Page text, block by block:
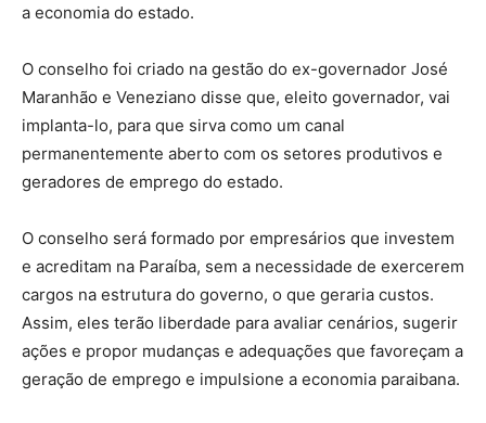
a economia do estado.
O conselho foi criado na gestão do ex-governador José
Maranhão e Veneziano disse que, eleito governador, vai
implanta-lo, para que sirva como um canal
permanentemente aberto com os setores produtivos e
geradores de emprego do estado.
O conselho será formado por empresários que investem
e acreditam na Paraíba, sem a necessidade de exercerem
cargos na estrutura do governo, o que geraria custos.
Assim, eles terão liberdade para avaliar cenários, sugerir
ações e propor mudanças e adequações que favoreçam a
geração de emprego e impulsione a economia paraibana.